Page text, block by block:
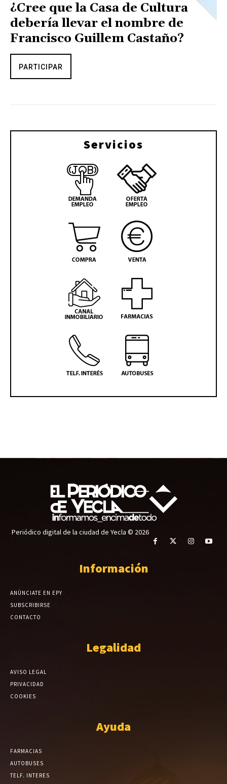
¿Cree que la Casa de Cultura
debería llevar el nombre de
Francisco Guillem Castaño?
PARTICIPAR
Servicios
Periódico digital de la ciudad de Yecla © 2026
Información
ANÚNCIATE EN EPY
SUBSCRIBIRSE
CONTACTO
Legalidad
AVISO LEGAL
PRIVACIDAD
COOKIES
Ayuda
FARMACIAS
AUTOBUSES
TELF. INTERES